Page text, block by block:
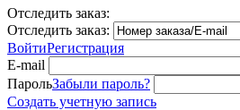
Отследить заказ:
Отследить заказ:
ВойтиРегистрация
E-mail
ПарольЗабыли пароль?
Создать учетную запись